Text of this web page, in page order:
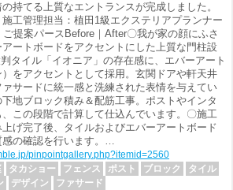
持てる上質なエントランスが完成しました。
工管理担当：植田1級エクステリアプランナー
提案パースBefore｜After〇我が家の顔にふさ
ートボードをアクセントにした上質な門柱設
タイル「イオニア」の存在感に、エバーアート
をアクセントとして採用。玄関ドアや軒天井
サードに統一感と洗練された表情を与えてい
地ブロック積み＆配筋工事。ポストやインタ
この段階で計算して仕込んでいます。〇施工
げ完了後、タイルおよびエバーアートボード
感の確認を行います。…
pinpointgallery.php?itemid=2560
タカショー フェンス ポスト ブロック
タイル
デザイン
ファサード